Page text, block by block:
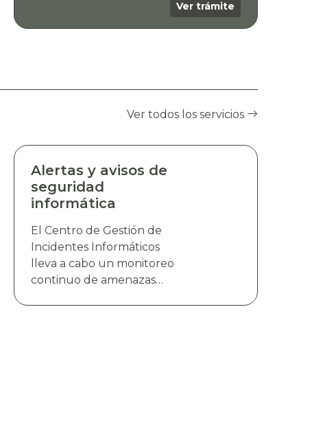
Ver trámite
Ver todos los servicios
Alertas y avisos de
seguridad
informática
El Centro de Gestión de
Incidentes Informáticos
lleva a cabo un monitoreo
continuo de amenazas